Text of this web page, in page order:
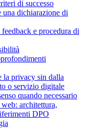
di successo
una dichiarazione di
e procedura di
la privacy sin dalla
o servizio digitale
quando necessario
architettura,
DPO